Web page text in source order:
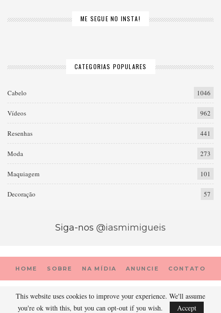
ME SEGUE NO INSTA!
CATEGORIAS POPULARES
Cabelo 1046
Vídeos 962
Resenhas 441
Moda 273
Maquiagem 101
Decoração 57
Siga-nos @iasmimigueis
HOME SOBRE NA MÍDIA ANUNCIE CONTATO
© 2026 - Prada Porter. Todos os direitos reservados.
This website uses cookies to improve your experience. We'll assume
you're ok with this, but you can opt-out if you wish.
Accept